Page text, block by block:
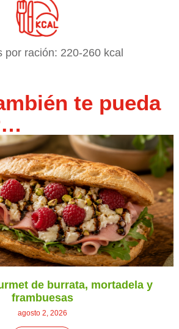
por ración: 220-260 kcal
te pueda
de burrata, mortadela y
frambuesas
agosto 2, 2026